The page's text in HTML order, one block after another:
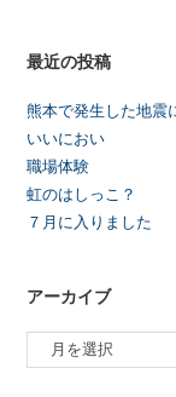
最近の投稿
熊本で発生した地震
いいにおい
職場体験
虹のはしっこ？
７月に入りました
アーカイブ